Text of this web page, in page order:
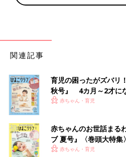
下げされていて550円だったようで
関連記事
育児の困ったがズバリ
秋号』 4カ月～2才に
いっぱい！
赤ちゃん・育児
赤ちゃんのお世話まる
ブ 夏号』〈巻頭大特
く！ おっぱい・ミルク
赤ちゃん・育児